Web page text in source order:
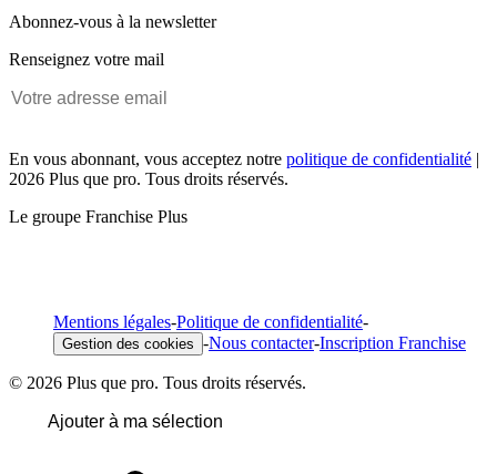
Abonnez-vous à la newsletter
Renseignez votre mail
En vous abonnant, vous acceptez notre politique de confidentialité |
2026 Plus que pro. Tous droits réservés.
Le groupe Franchise Plus
Mentions légales-Politique de confidentialité-
Gestion des cookies -Nous contacter-Inscription Franchise
© 2026 Plus que pro. Tous droits réservés.
Ajouter à ma sélection